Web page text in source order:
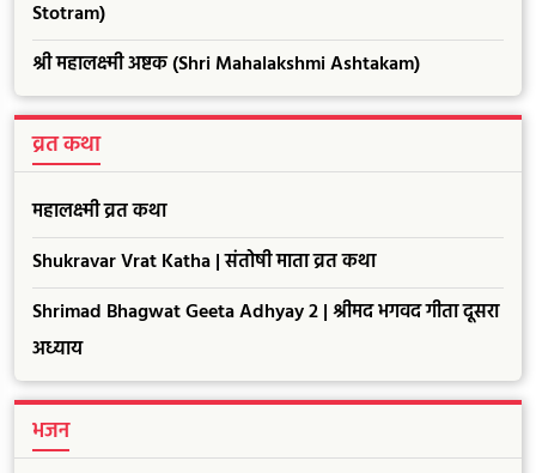
Stotram)
श्री महालक्ष्मी अष्टक (Shri Mahalakshmi Ashtakam)
व्रत कथा
महालक्ष्मी व्रत कथा
Shukravar Vrat Katha | संतोषी माता व्रत कथा
Shrimad Bhagwat Geeta Adhyay 2 | श्रीमद भगवद गीता दूसरा
अध्याय
भजन